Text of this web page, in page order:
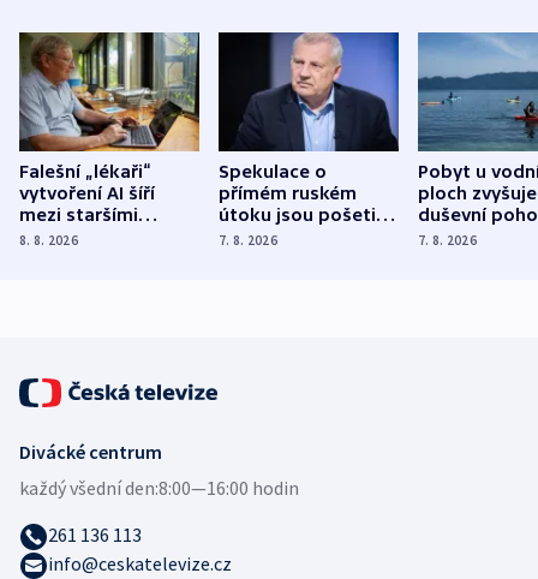
Falešní „lékaři“
vytvoření AI šíří
mezi staršími
Poláky nebezpečné
8. 8. 2026
Spekulace o
přímém ruském
útoku jsou pošetilé,
míní estonský
7. 8. 2026
Pobyt u
ploch zvyšuje
duševní
ukázala
7. 8. 2026
Divácké centrum
každý všední den:8:00—16:00 hodin
261 136 113
info@ceskatelevize.cz